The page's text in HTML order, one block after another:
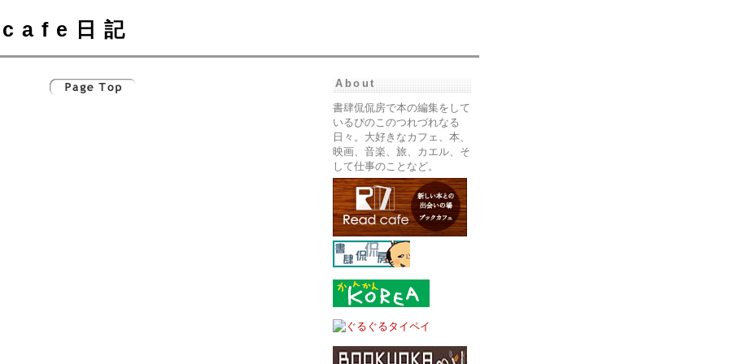
cafe日記
About
書肆侃侃房で本の編集をして
いるぴのこのつれづれなる
日々。大好きなカフェ、本、
映画、音楽、旅、カエル、そ
して仕事のことなど。